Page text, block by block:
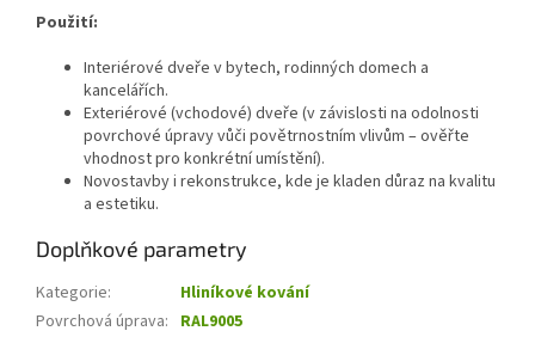
Použití:
Interiérové dveře v bytech, rodinných domech a
kancelářích.
Exteriérové (vchodové) dveře (v závislosti na odolnosti
povrchové úpravy vůči povětrnostním vlivům – ověřte
vhodnost pro konkrétní umístění).
Novostavby i rekonstrukce, kde je kladen důraz na kvalitu
a estetiku.
Doplňkové parametry
Kategorie:
Hliníkové kování
Povrchová úprava: RAL9005